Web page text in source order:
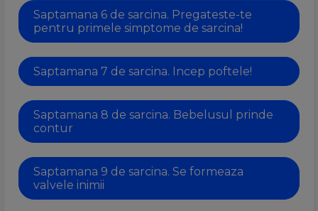
Saptamana 6 de sarcina. Pregateste-te
pentru primele simptome de sarcina!
Saptamana 7 de sarcina. Incep poftele!
Saptamana 8 de sarcina. Bebelusul prinde
contur
Saptamana 9 de sarcina. Se formeaza
valvele inimii